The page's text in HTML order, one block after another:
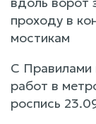
проходу в
мостикам
С Правилами
работ в
роспись